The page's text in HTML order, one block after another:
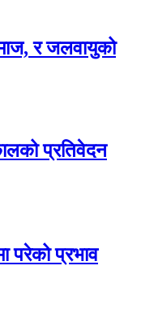
र जलवायुको
प्रतिवेदन
परेको प्रभाव